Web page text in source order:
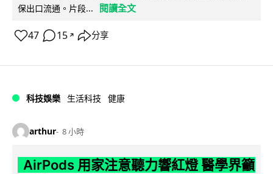
保出口流通。片段...
閱讀全文
47 15 ↗ 分享
科技娛樂 生活科技 健康
arthur 8 小時
AirPods 用家注意聽力響紅燈 醫學界籲